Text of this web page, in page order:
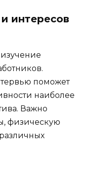
интересов
поможет
наиболее
Важно
физическую